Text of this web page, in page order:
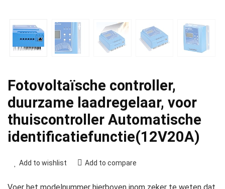
Fotovoltaïsche controller,
duurzame laadregelaar, voor
thuiscontroller Automatische
identificatiefunctie(12V20A)
Add to wishlist Add to compare
Voer het modelnummer hierboven inom zeker te weten dat